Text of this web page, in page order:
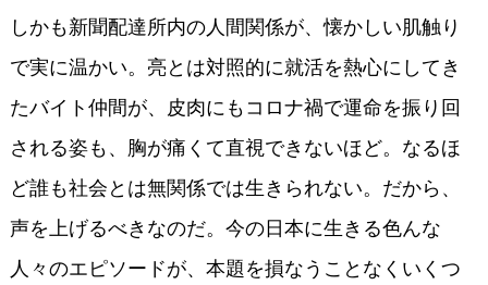
しかも新聞配達所内の人間関係が、懐かしい肌触り
で実に温かい。亮とは対照的に就活を熱心にしてき
たバイト仲間が、皮肉にもコロナ禍で運命を振り回
される姿も、胸が痛くて直視できないほど。なるほ
ど誰も社会とは無関係では生きられない。だから、
声を上げるべきなのだ。今の日本に生きる色んな
人々のエピソードが、本題を損なうことなくいくつ